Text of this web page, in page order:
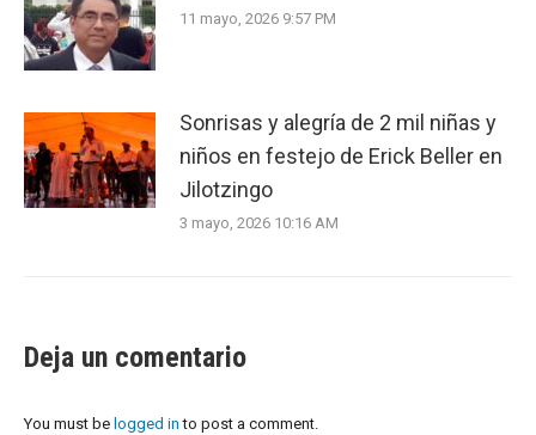
11 mayo, 2026 9:57 PM
Sonrisas y alegría de 2 mil niñas y
niños en festejo de Erick Beller en
Jilotzingo
3 mayo, 2026 10:16 AM
Deja un comentario
You must be logged in to post a comment.